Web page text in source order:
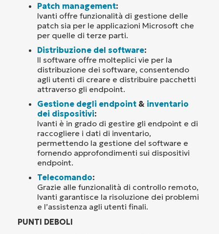
Patch management:
Ivanti offre funzionalità di gestione delle
patch sia per le applicazioni Microsoft che
per quelle di terze parti.
Distribuzione del software:
Il software offre molteplici vie per la
distribuzione dei software, consentendo
agli utenti di creare e distribuire pacchetti
attraverso gli endpoint.
Gestione degli endpoint & inventario
dei dispositivi:
Ivanti è in grado di gestire gli endpoint e di
raccogliere i dati di inventario,
permettendo la gestione del software e
fornendo approfondimenti sui dispositivi
endpoint.
Telecomando:
Grazie alle funzionalità di controllo remoto,
Ivanti garantisce la risoluzione dei problemi
e l’assistenza agli utenti finali.
PUNTI DEBOLI